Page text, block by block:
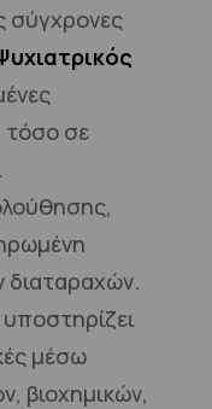
σύγχρονες
τόσο σε
διαταραχών.
υποστηρίζει
μέσω
βιοχημικών,